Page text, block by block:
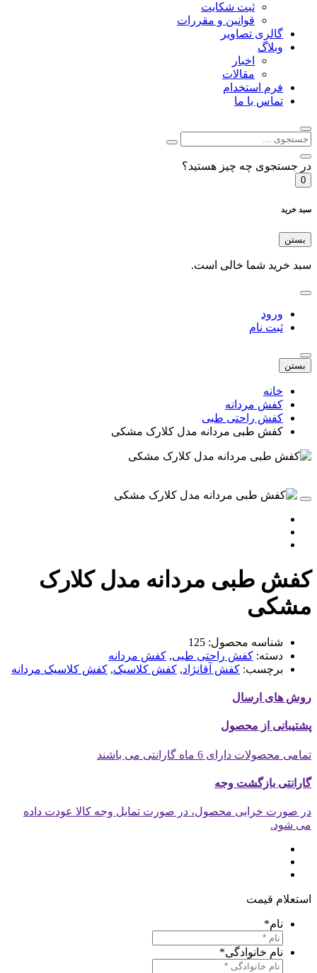
ثبت شکایت
قوانین و مقررات
گالری تصاویر
وبلاگ
اخبار
مقالات
فرم استخدام
تماس با ما
جستجوی چه چیز هستید؟
خرید
بستن
خرید شما خالی است.
ورود
ثبت نام
بستن
خانه
کفش مردانه
کفش راحتی طبی
کفش طبی مردانه مدل کلارک مشکی
طبی مردانه مدل کلارک
شناسه محصول: 125
دسته:کفش راحتی طبی, کفش مردانه
برچسب:کفش آقانژاد ,کفش کلاسیک,کفش کلاسیک مردانه
های ارسال
از محصول
محصولات دارای 6 ماه گارانتی می باشند
بازگشت وجه
صورت خرابی محصول، در صورت تمایل وجه کالا عودت داده
شود.
قیمت
نام*
نام خانوادگی*